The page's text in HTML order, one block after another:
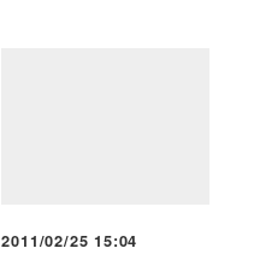
2011/02/25 15:04